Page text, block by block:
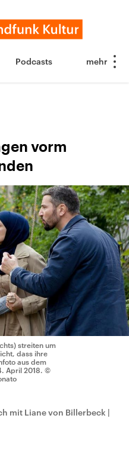
Podcasts
vorm
streiten um
dass ihre
aus dem
April 2018. ©
mit Liane von Billerbeck |